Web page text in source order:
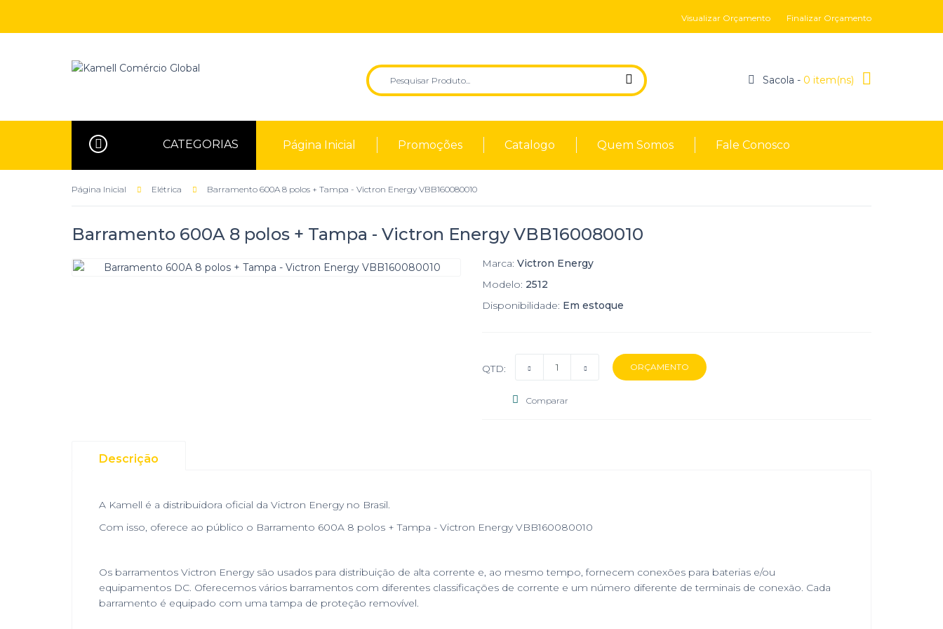
Visualizar Orçamento Finalizar Orçamento
Sacola - 0 item(ns)
CATEGORIAS Página Inicial Promoções Catalogo Quem Somos Fale Conosco
Página Inicial Elétrica Barramento 600A 8 polos + Tampa - Victron Energy VBB160080010
Barramento 600A 8 polos + Tampa - Victron Energy VBB160080010
Marca: Victron Energy
Modelo: 2512
Disponibilidade: Em estoque
QTD:
Comparar
Descrição
A Kamell é a distribuidora oficial da Victron Energy no Brasil.
Com isso, oferece ao público o Barramento 600A 8 polos + Tampa - Victron Energy VBB160080010
Os barramentos Victron Energy são usados para distribuição de alta corrente e, ao mesmo tempo, fornecem conexões para baterias e/ou
equipamentos DC. Oferecemos vários barramentos com diferentes classificações de corrente e um número diferente de terminais de conexão. Cada
barramento é equipado com uma tampa de proteção removível.